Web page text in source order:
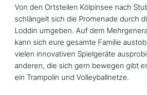
Von den Ortsteilen Kölpinsee nach
schlängelt sich die Promenade durch
Loddin umgeben. Auf dem
kann sich eure gesamte Familie
vielen innovativen Spielgeräte
anderen, die sich gern bewegen gibt
ein Trampolin und Volleyballnetze.